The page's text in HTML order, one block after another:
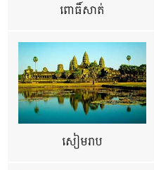
ពោធិ៍សាត់
សៀមរាប